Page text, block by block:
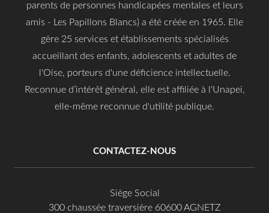
parents de personnes handicapées mentales et leurs
amis - Les Papillons Blancs) a été créée en 1965. Elle
gère 25 services et établissements spécialisés
accueillant des enfants, adolescents et adultes de
l'Oise, porteurs d'une déficience intellectuelle.
Reconnue d’intérêt général, elle est affiliée à l'Unapei,
elle-même reconnue d'utilité publique.
CONTACTEZ-NOUS
Siège Social
300 chaussée traversière 60600 AGNETZ